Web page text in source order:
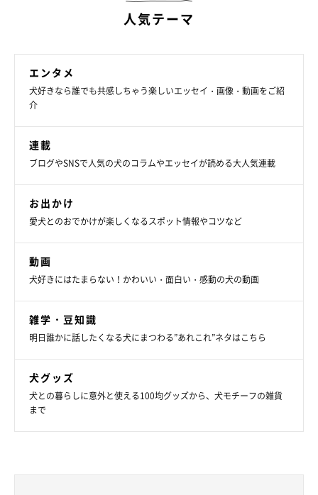
人気テーマ
エンタメ
犬好きなら誰でも共感しちゃう楽しいエッセイ・画像・動画をご紹
介
連載
ブログやSNSで人気の犬のコラムやエッセイが読める大人気連載
お出かけ
愛犬とのおでかけが楽しくなるスポット情報やコツなど
動画
犬好きにはたまらない！かわいい・面白い・感動の犬の動画
雑学・豆知識
明日誰かに話したくなる犬にまつわる”あれこれ”ネタはこちら
犬グッズ
犬との暮らしに意外と使える100均グッズから、犬モチーフの雑貨
まで